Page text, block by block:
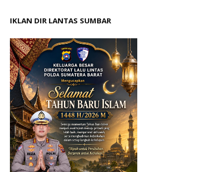
IKLAN DIR LANTAS SUMBAR